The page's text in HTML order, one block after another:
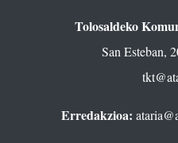
Tolosaldeko
San Esteban,
Erredakzioa: